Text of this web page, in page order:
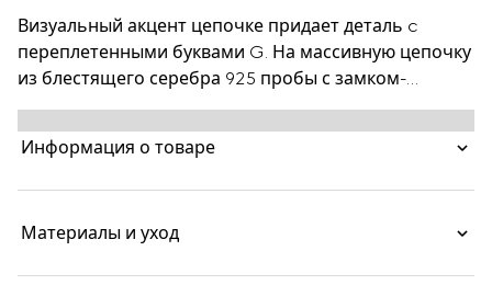
Визуальный акцент цепочке придает деталь c
переплетенными буквами G. На массивную цепочку
из блестящего серебра 925 пробы с замком-
защелкой нанесены инициалы основателя Дома.
Информация о товаре
Материалы и уход